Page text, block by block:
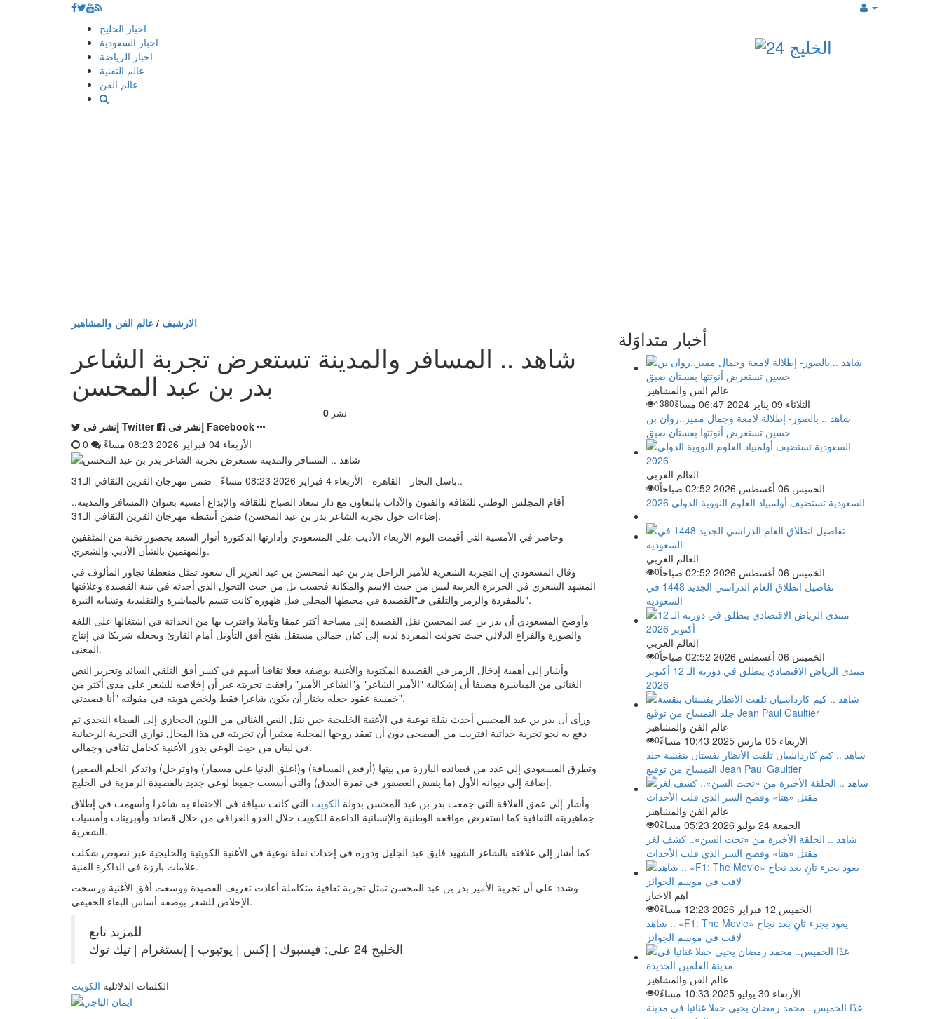
إذهب
المحتوى
اخبار الخليج
اخبار السعودية
اخبار الرياضة
عالم التقنية
عالم الفن
الارشيف / عالم الفن والمشاهير
شاهد .. المسافر والمدينة تستعرض تجربة الشاعر
بدر بن عبد المحسن
0 نشر
إنشر فى Twitter
إنشر فى Facebook
الأربعاء 04 فبراير 2026 08:23 مساءً
باسل النجار - القاهرة - الأربعاء 4 فبراير 2026 08:23 مساءً - ضمن مهرجان القرين الثقافي الـ31..
أقام المجلس الوطني للثقافة والفنون والآداب بالتعاون مع دار سعاد الصباح للثقافة والإبداع أمسية بعنوان (المسافر والمدينة..
إضاءات حول تجربة الشاعر بدر بن عبد المحسن) ضمن أنشطة مهرجان القرين الثقافي الـ31.
وحاضر في الأمسية التي أقيمت اليوم الأربعاء الأديب علي المسعودي وأدارتها الدكتورة أنوار السعد بحضور نخبة من المثقفين
والمهتمين بالشأن الأدبي والشعري.
وقال المسعودي إن التجربة الشعرية للأمير الراحل بدر بن عبد المحسن بن عبد العزيز آل سعود تمثل منعطفا تجاوز المألوف في
المشهد الشعري في الجزيرة العربية ليس من حيث الاسم والمكانة فحسب بل من حيث التحول الذي أحدثه في بنية القصيدة وعلاقتها
بالمفردة والرمز والتلقي فـ"القصيدة في محيطها المحلي قبل ظهوره كانت تتسم بالمباشرة والتقليدية وتشابه النبرة".
وأوضح المسعودي أن بدر بن عبد المحسن نقل القصيدة إلى مساحة أكثر عمقا وتأملا واقترب بها من الحداثة في اشتغالها على اللغة
والصورة والفراغ الدلالي حيث تحولت المفردة لديه إلى كيان جمالي مستقل يفتح أفق التأويل أمام القارئ ويجعله شريكا في إنتاج
المعنى.
وأشار إلى أهمية إدخال الرمز في القصيدة المكتوبة والأغنية بوصفه فعلا ثقافيا أسهم في كسر أفق التلقي السائد وتحرير النص
الغنائي من المباشرة مضيفا أن إشكالية "الأمير الشاعر" و"الشاعر الأمير" رافقت تجربته غير أن إخلاصه للشعر على مدى أكثر من
خمسة عقود جعله يختار أن يكون شاعرا فقط ولخص هويته في مقولته "أنا قصيدتي".
ورأى أن بدر بن عبد المحسن أحدث نقلة نوعية في الأغنية الخليجية حين نقل النص الغنائي من اللون الحجازي إلى الفضاء النجدي ثم
دفع به نحو تجربة حداثية اقتربت من الفصحى دون أن تفقد روحها المحلية معتبرا أن تجربته في هذا المجال توازي التجربة الرحبانية
في لبنان من حيث الوعي بدور الأغنية كحامل ثقافي وجمالي.
وتطرق المسعودي إلى عدد من قصائده البارزة من بينها (أرفض المسافة) و(اعلق الدنيا على مسمار) و(وترحل) و(تذكر الحلم الصغير)
إضافة إلى ديوانه الأول (ما ينقش العصفور في تمرة العذق) والتي أسست جميعا لوعي جديد بالقصيدة الرمزية في الخليج.
وأشار إلى عمق العلاقة التي جمعت بدر بن عبد المحسن بدولة الكويت التي كانت سباقة في الاحتفاء به شاعرا وأسهمت في إطلاق
جماهيريته الثقافية كما استعرض مواقفه الوطنية والإنسانية الداعمة للكويت خلال الغزو العراقي من خلال قصائد وأوبريتات وأمسيات
الشعرية.
كما أشار إلى علاقته بالشاعر الشهيد فايق عبد الجليل ودوره في إحداث نقلة نوعية في الأغنية الكويتية والخليجية عبر نصوص شكلت
علامات بارزة في الذاكرة الفنية.
وشدد على أن تجربة الأمير بدر بن عبد المحسن تمثل تجربة ثقافية متكاملة أعادت تعريف القصيدة ووسعت أفق الأغنية ورسخت
الإخلاص للشعر بوصفه أساس البقاء الحقيقي.
للمزيد تابع
الخليج 24 على: فيسبوك | إكس | يوتيوب | إنستغرام | تيك توك
الكلمات الدلائليه الكويت
أخبار متداوَلة
عالم الفن والمشاهير
الثلاثاء 09 يناير 2024 06:47 مساءً
1380
شاهد .. بالصور- إطلالة لامعة وجمال مميز..روان بن
حسين تستعرض أنوثتها بفستان ضيق
العالم العربي
الخميس 06 أغسطس 2026 02:52 صباحاً
0
السعودية تستضيف أولمبياد العلوم النووية الدولي 2026
العالم العربي
الخميس 06 أغسطس 2026 02:52 صباحاً
0
تفاصيل انطلاق العام الدراسي الجديد 1448 في
السعودية
العالم العربي
الخميس 06 أغسطس 2026 02:52 صباحاً
0
منتدى الرياض الاقتصادي ينطلق في دورته الـ 12 أكتوبر
2026
عالم الفن والمشاهير
الأربعاء 05 مارس 2025 10:43 مساءً
0
شاهد .. كيم كارداشيان تلفت الأنظار بفستان بنقشة جلد
التمساح من توقيع Jean Paul Gaultier
عالم الفن والمشاهير
الجمعة 24 يوليو 2026 05:23 مساءً
0
شاهد .. الحلقة الأخيرة من «تحت السن».. كشف لغز
مقتل «هنا» وفضح السر الذي قلب الأحداث
اهم الاخبار
الخميس 12 فبراير 2026 12:23 مساءً
0
شاهد .. «F1: The Movie» يعود بجزء ثانٍ بعد نجاح
لافت في موسم الجوائز
عالم الفن والمشاهير
الأربعاء 30 يوليو 2025 10:33 مساءً
0
غدًا الخميس.. محمد رمضان يحيي حفلا غنائيا في مدينة